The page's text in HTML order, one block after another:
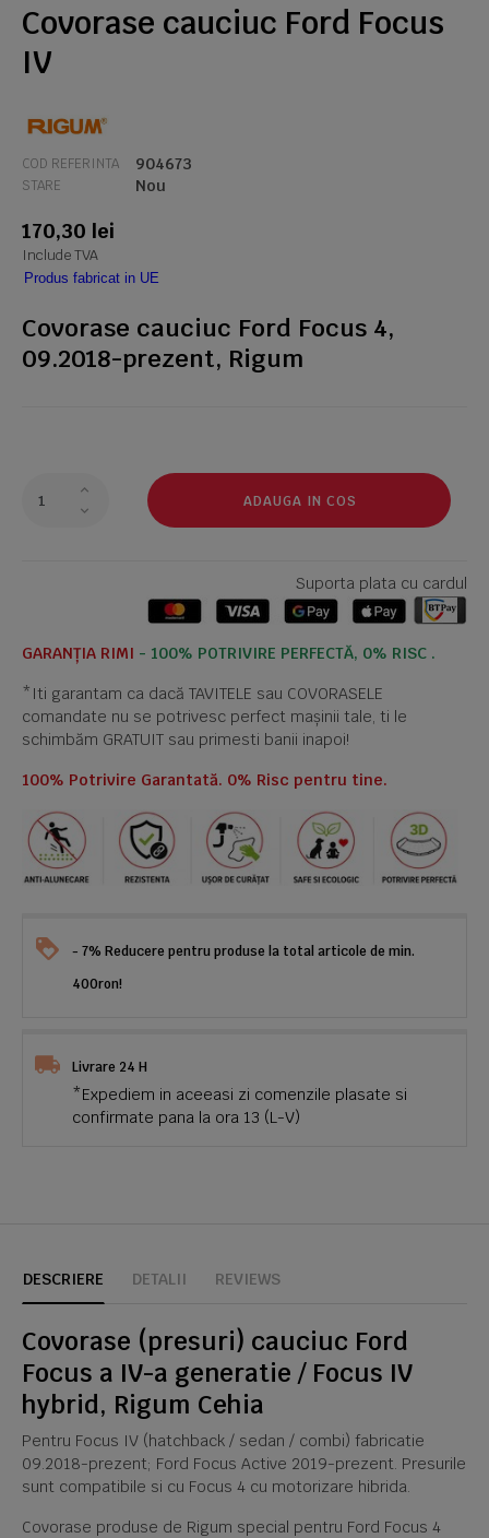
Covorase cauciuc Ford Focus
IV
COD REFERINTA 904673
STARE Nou
170,30 lei
Include TVA
Produs fabricat in UE
Covorase cauciuc Ford Focus 4,
09.2018-prezent, Rigum
ADAUGA IN COS
Suporta plata cu cardul
GARANȚIA RIMI - 100% POTRIVIRE PERFECTĂ, 0% RISC .
*Iti garantam ca dacă TAVITELE sau COVORASELE
comandate nu se potrivesc perfect mașinii tale, ti le
schimbăm GRATUIT sau primesti banii inapoi!
100% Potrivire Garantată. 0% Risc pentru tine.
- 7% Reducere pentru produse la total articole de min.
400ron!
Livrare 24 H
*Expediem in aceeasi zi comenzile plasate si
confirmate pana la ora 13 (L-V)
DESCRIERE DETALII REVIEWS
Covorase (presuri) cauciuc Ford
Focus a IV-a generatie / Focus IV
hybrid, Rigum Cehia
Pentru Focus IV (hatchback / sedan / combi) fabricatie
09.2018-prezent; Ford Focus Active 2019-prezent. Presurile
sunt compatibile si cu Focus 4 cu motorizare hibrida.
Covorase produse de Rigum special pentru Ford Focus 4